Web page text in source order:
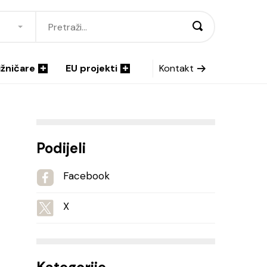
EU projekti Kontakt
Podijeli
Facebook
X